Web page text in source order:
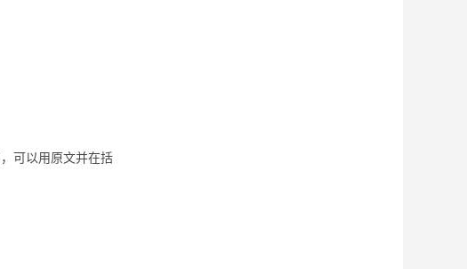
可以用原文并在括